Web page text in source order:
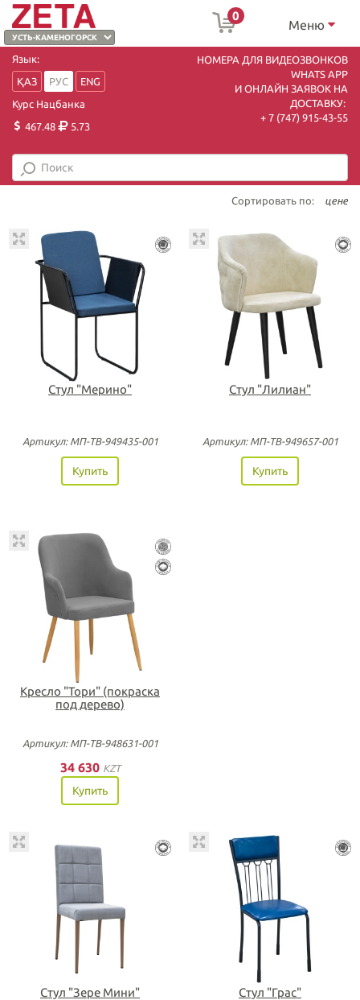
0
Меню
Язык:
ҚАЗ
РУС
ENG
Курс Нацбанка
467.48
5.73
НОМЕРА ДЛЯ ВИДЕОЗВОНКОВ
WHATS APP
И ОНЛАЙН ЗАЯВОК НА
ДОСТАВКУ:
+ 7 (747) 915-43-55
Сортировать по: цене
Стул "Мерино"
Артикул: МП-ТВ-949435-001
Купить
Стул "Лилиан"
Артикул: MП-TB-949657-001
Купить
Кресло "Тори" (покраска
под дерево)
Артикул: МП-ТВ-948631-001
34 630 KZT
Купить
Стул "Зере Мини" Стул "Грас"